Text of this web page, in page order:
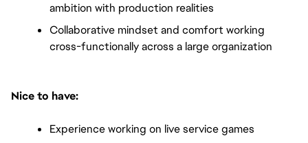
ambition with production realities
Collaborative mindset and comfort working
cross-functionally across a large organization
Nice to have:
Experience working on live service games